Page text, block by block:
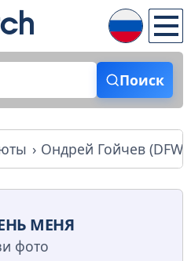
Поиск
Ондрей Гойчев (DFW
МЕНЯ
фото